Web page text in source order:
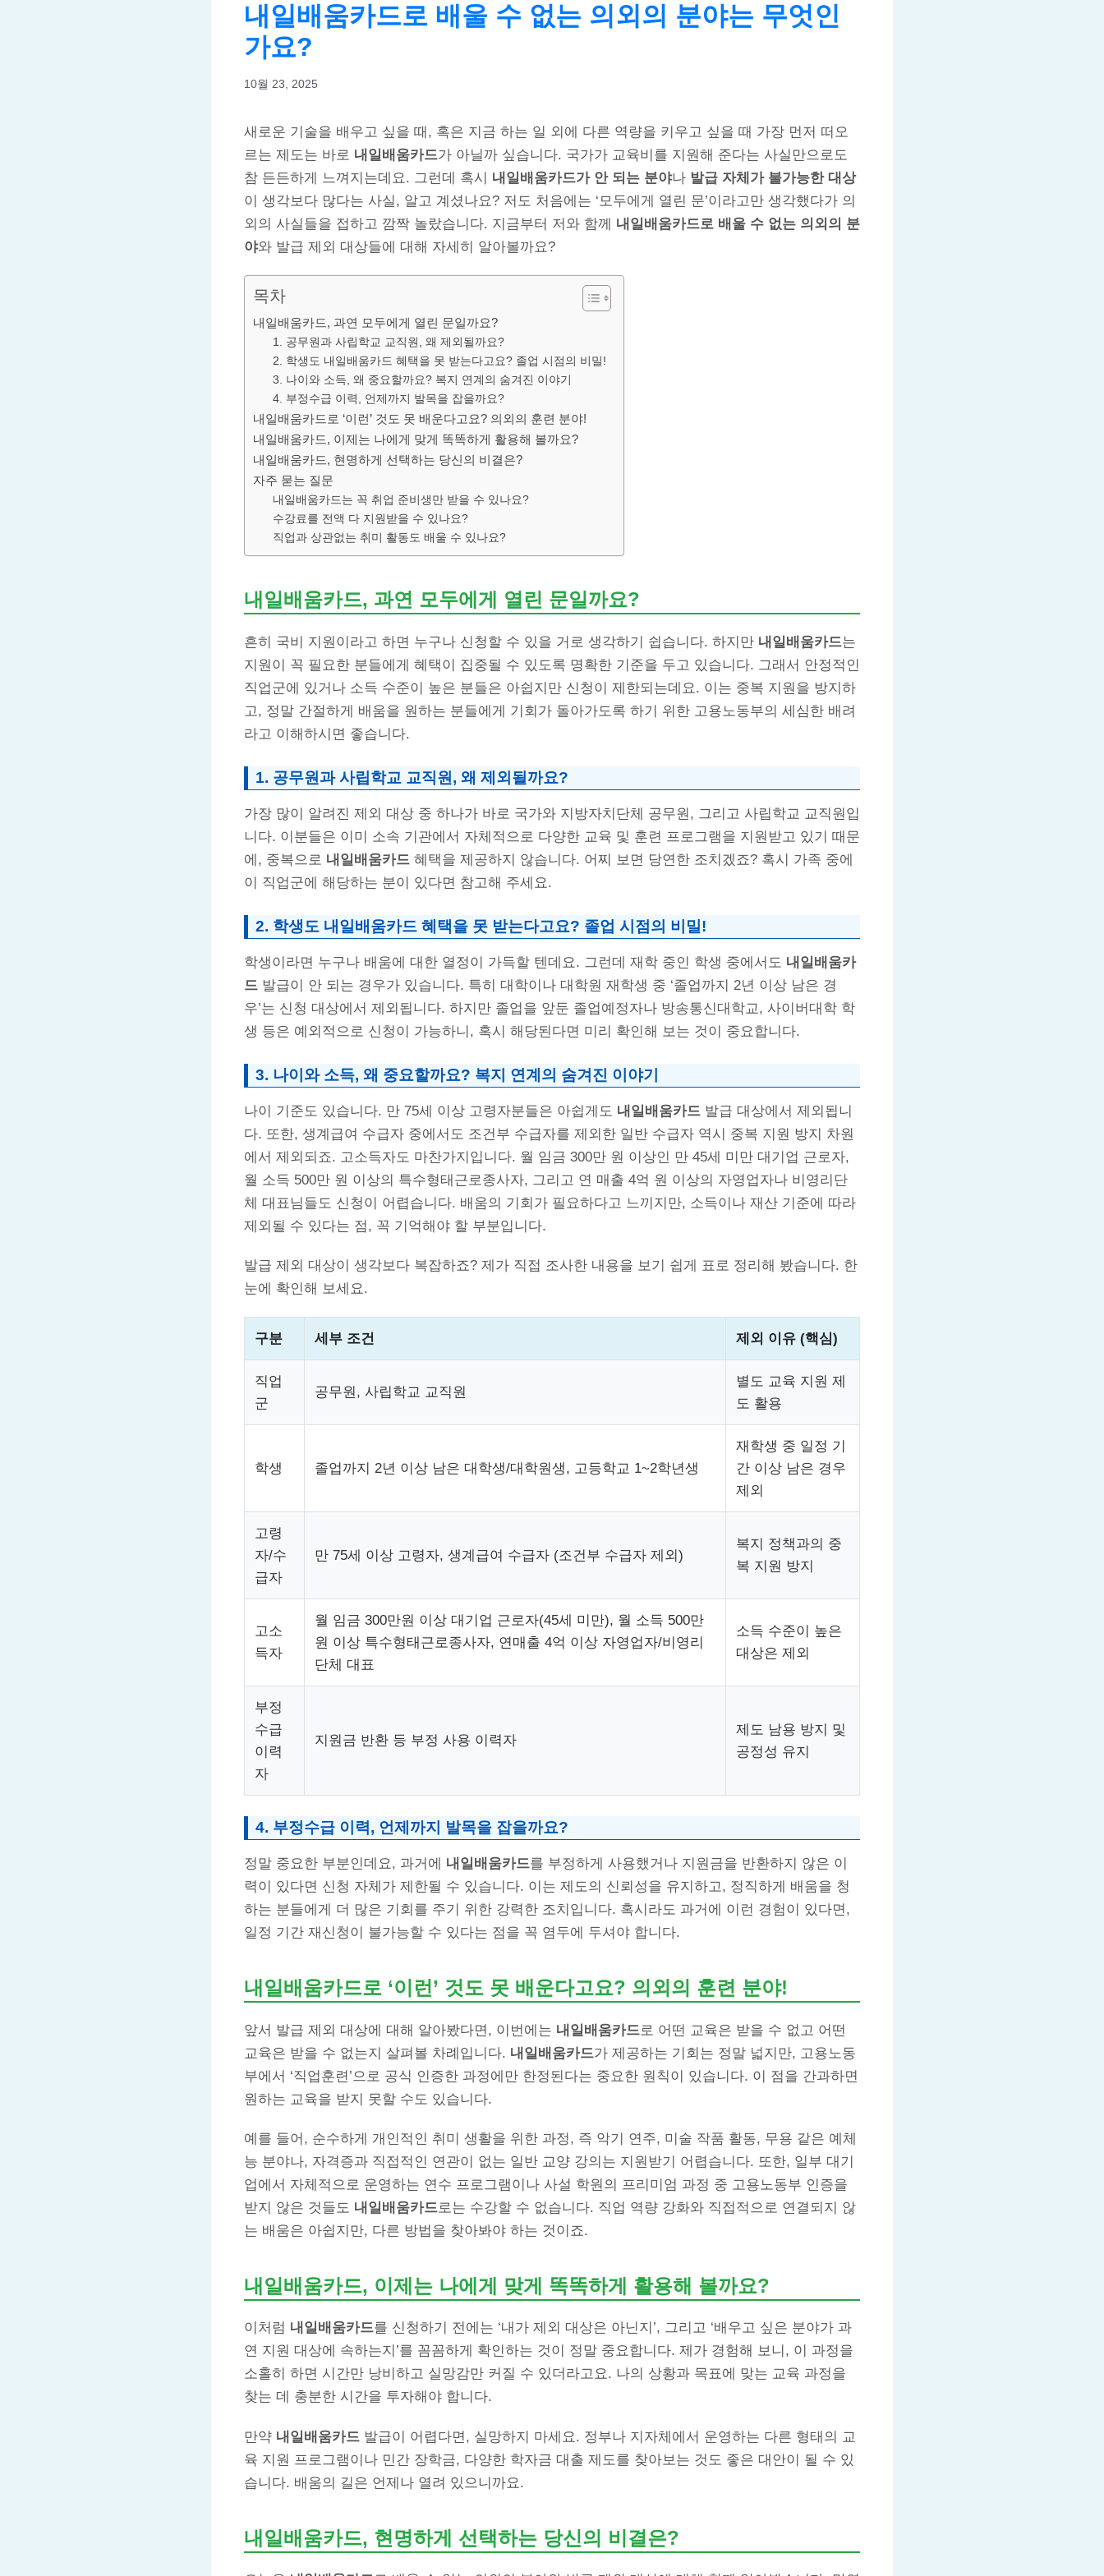
내일배움카드로 배울 수 없는 의외의 분야는 무엇인
가요?
10월 23, 2025
새로운 기술을 배우고 싶을 때, 혹은 지금 하는 일 외에 다른 역량을 키우고 싶을 때 가장 먼저 떠오
르는 제도는 바로 내일배움카드가 아닐까 싶습니다. 국가가 교육비를 지원해 준다는 사실만으로도
참 든든하게 느껴지는데요. 그런데 혹시 내일배움카드가 안 되는 분야나 발급 자체가 불가능한 대상
이 생각보다 많다는 사실, 알고 계셨나요? 저도 처음에는 ‘모두에게 열린 문’이라고만 생각했다가 의
외의 사실들을 접하고 깜짝 놀랐습니다. 지금부터 저와 함께 내일배움카드로 배울 수 없는 의외의 분
야와 발급 제외 대상들에 대해 자세히 알아볼까요?
목차
내일배움카드, 과연 모두에게 열린 문일까요?
1. 공무원과 사립학교 교직원, 왜 제외될까요?
2. 학생도 내일배움카드 혜택을 못 받는다고요? 졸업 시점의 비밀!
3. 나이와 소득, 왜 중요할까요? 복지 연계의 숨겨진 이야기
4. 부정수급 이력, 언제까지 발목을 잡을까요?
내일배움카드로 ‘이런’ 것도 못 배운다고요? 의외의 훈련 분야!
내일배움카드, 이제는 나에게 맞게 똑똑하게 활용해 볼까요?
내일배움카드, 현명하게 선택하는 당신의 비결은?
자주 묻는 질문
내일배움카드는 꼭 취업 준비생만 받을 수 있나요?
수강료를 전액 다 지원받을 수 있나요?
직업과 상관없는 취미 활동도 배울 수 있나요?
내일배움카드, 과연 모두에게 열린 문일까요?
흔히 국비 지원이라고 하면 누구나 신청할 수 있을 거로 생각하기 쉽습니다. 하지만 내일배움카드는
지원이 꼭 필요한 분들에게 혜택이 집중될 수 있도록 명확한 기준을 두고 있습니다. 그래서 안정적인
직업군에 있거나 소득 수준이 높은 분들은 아쉽지만 신청이 제한되는데요. 이는 중복 지원을 방지하
고, 정말 간절하게 배움을 원하는 분들에게 기회가 돌아가도록 하기 위한 고용노동부의 세심한 배려
라고 이해하시면 좋습니다.
1. 공무원과 사립학교 교직원, 왜 제외될까요?
가장 많이 알려진 제외 대상 중 하나가 바로 국가와 지방자치단체 공무원, 그리고 사립학교 교직원입
니다. 이분들은 이미 소속 기관에서 자체적으로 다양한 교육 및 훈련 프로그램을 지원받고 있기 때문
에, 중복으로 내일배움카드 혜택을 제공하지 않습니다. 어찌 보면 당연한 조치겠죠? 혹시 가족 중에
이 직업군에 해당하는 분이 있다면 참고해 주세요.
2. 학생도 내일배움카드 혜택을 못 받는다고요? 졸업 시점의 비밀!
학생이라면 누구나 배움에 대한 열정이 가득할 텐데요. 그런데 재학 중인 학생 중에서도 내일배움카
드 발급이 안 되는 경우가 있습니다. 특히 대학이나 대학원 재학생 중 ‘졸업까지 2년 이상 남은 경
우’는 신청 대상에서 제외됩니다. 하지만 졸업을 앞둔 졸업예정자나 방송통신대학교, 사이버대학 학
생 등은 예외적으로 신청이 가능하니, 혹시 해당된다면 미리 확인해 보는 것이 중요합니다.
3. 나이와 소득, 왜 중요할까요? 복지 연계의 숨겨진 이야기
나이 기준도 있습니다. 만 75세 이상 고령자분들은 아쉽게도 내일배움카드 발급 대상에서 제외됩니
다. 또한, 생계급여 수급자 중에서도 조건부 수급자를 제외한 일반 수급자 역시 중복 지원 방지 차원
에서 제외되죠. 고소득자도 마찬가지입니다. 월 임금 300만 원 이상인 만 45세 미만 대기업 근로자,
월 소득 500만 원 이상의 특수형태근로종사자, 그리고 연 매출 4억 원 이상의 자영업자나 비영리단
체 대표님들도 신청이 어렵습니다. 배움의 기회가 필요하다고 느끼지만, 소득이나 재산 기준에 따라
제외될 수 있다는 점, 꼭 기억해야 할 부분입니다.
발급 제외 대상이 생각보다 복잡하죠? 제가 직접 조사한 내용을 보기 쉽게 표로 정리해 봤습니다. 한
눈에 확인해 보세요.
구분 세부 조건 제외 이유 (핵심)
직업
군
공무원, 사립학교 교직원
별도 교육 지원 제
도 활용
학생 졸업까지 2년 이상 남은 대학생/대학원생, 고등학교 1~2학년생
재학생 중 일정 기
간 이상 남은 경우
제외
고령
자/수
급자
만 75세 이상 고령자, 생계급여 수급자 (조건부 수급자 제외)
복지 정책과의 중
복 지원 방지
고소
득자
월 임금 300만원 이상 대기업 근로자(45세 미만), 월 소득 500만
원 이상 특수형태근로종사자, 연매출 4억 이상 자영업자/비영리
단체 대표
소득 수준이 높은
대상은 제외
부정
수급
이력
자
지원금 반환 등 부정 사용 이력자
제도 남용 방지 및
공정성 유지
4. 부정수급 이력, 언제까지 발목을 잡을까요?
정말 중요한 부분인데요, 과거에 내일배움카드를 부정하게 사용했거나 지원금을 반환하지 않은 이
력이 있다면 신청 자체가 제한될 수 있습니다. 이는 제도의 신뢰성을 유지하고, 정직하게 배움을 청
하는 분들에게 더 많은 기회를 주기 위한 강력한 조치입니다. 혹시라도 과거에 이런 경험이 있다면,
일정 기간 재신청이 불가능할 수 있다는 점을 꼭 염두에 두셔야 합니다.
내일배움카드로 ‘이런’ 것도 못 배운다고요? 의외의 훈련 분야!
앞서 발급 제외 대상에 대해 알아봤다면, 이번에는 내일배움카드로 어떤 교육은 받을 수 없고 어떤
교육은 받을 수 없는지 살펴볼 차례입니다. 내일배움카드가 제공하는 기회는 정말 넓지만, 고용노동
부에서 ‘직업훈련’으로 공식 인증한 과정에만 한정된다는 중요한 원칙이 있습니다. 이 점을 간과하면
원하는 교육을 받지 못할 수도 있습니다.
예를 들어, 순수하게 개인적인 취미 생활을 위한 과정, 즉 악기 연주, 미술 작품 활동, 무용 같은 예체
능 분야나, 자격증과 직접적인 연관이 없는 일반 교양 강의는 지원받기 어렵습니다. 또한, 일부 대기
업에서 자체적으로 운영하는 연수 프로그램이나 사설 학원의 프리미엄 과정 중 고용노동부 인증을
받지 않은 것들도 내일배움카드로는 수강할 수 없습니다. 직업 역량 강화와 직접적으로 연결되지 않
는 배움은 아쉽지만, 다른 방법을 찾아봐야 하는 것이죠.
내일배움카드, 이제는 나에게 맞게 똑똑하게 활용해 볼까요?
이처럼 내일배움카드를 신청하기 전에는 ‘내가 제외 대상은 아닌지’, 그리고 ‘배우고 싶은 분야가 과
연 지원 대상에 속하는지’를 꼼꼼하게 확인하는 것이 정말 중요합니다. 제가 경험해 보니, 이 과정을
소홀히 하면 시간만 낭비하고 실망감만 커질 수 있더라고요. 나의 상황과 목표에 맞는 교육 과정을
찾는 데 충분한 시간을 투자해야 합니다.
만약 내일배움카드 발급이 어렵다면, 실망하지 마세요. 정부나 지자체에서 운영하는 다른 형태의 교
육 지원 프로그램이나 민간 장학금, 다양한 학자금 대출 제도를 찾아보는 것도 좋은 대안이 될 수 있
습니다. 배움의 길은 언제나 열려 있으니까요.
내일배움카드, 현명하게 선택하는 당신의 비결은?